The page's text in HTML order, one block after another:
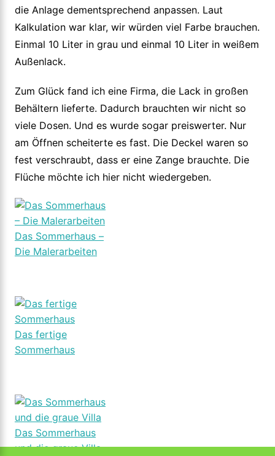
die Anlage dementsprechend anpassen. Laut
Kalkulation war klar, wir würden viel Farbe brauchen.
Einmal 10 Liter in grau und einmal 10 Liter in weißem
Außenlack.
Zum Glück fand ich eine Firma, die Lack in großen
Behältern lieferte. Dadurch brauchten wir nicht so
viele Dosen. Und es wurde sogar preiswerter. Nur
am Öffnen scheiterte es fast. Die Deckel waren so
fest verschraubt, dass er eine Zange brauchte. Die
Flüche möchte ich hier nicht wiedergeben.
Das Sommerhaus –
Die Malerarbeiten
Das fertige
Sommerhaus
Das Sommerhaus
und die graue Villa